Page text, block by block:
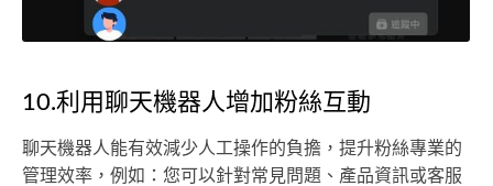
10.利用聊天機器人增加粉絲互動
聊天機器人能有效減少人工操作的負擔，提升粉絲專業的
管理效率，例如：您可以針對常見問題、產品資訊或客服